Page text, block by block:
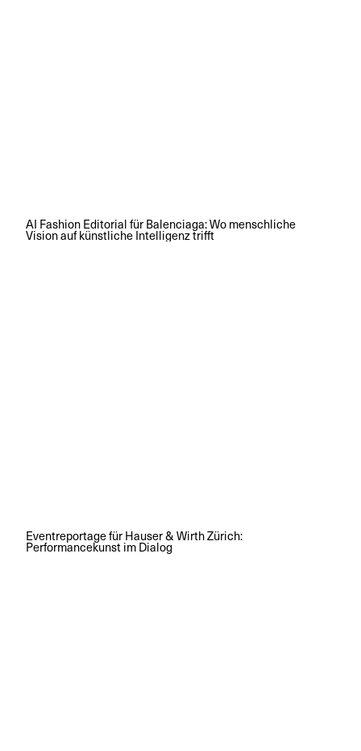
AI Fashion Editorial für Balenciaga: Wo menschliche
Vision auf künstliche Intelligenz trifft
Eventreportage für Hauser & Wirth Zürich:
Performancekunst im Dialog